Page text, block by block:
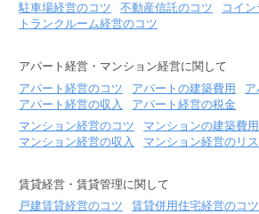
駐車場経営のコツ
不動産信託のコツ
コイ
トランクルーム経営のコツ
アパート経営・マンション経営に関して
アパート経営のコツ
アパートの建築費用
ア
アパート経営の収入
アパート経営の税金
マンション経営のコツ
マンションの建築費用
マンション経営の収入
マンション経営のリ
賃貸経営・賃貸管理に関して
戸建賃貸経営のコツ
賃貸併用住宅経営のコツ